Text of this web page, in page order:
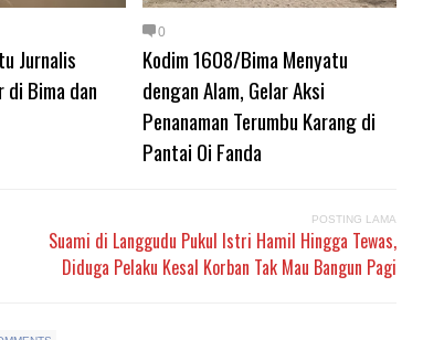
Jurnalis
di Bima dan
0
Kodim 1608/Bima Menyatu
dengan Alam, Gelar Aksi
Penanaman Terumbu Karang di
Pantai Oi Fanda
POSTING LAMA
Suami di Langgudu Pukul Istri Hamil Hingga Tewas,
Diduga Pelaku Kesal Korban Tak Mau Bangun Pagi